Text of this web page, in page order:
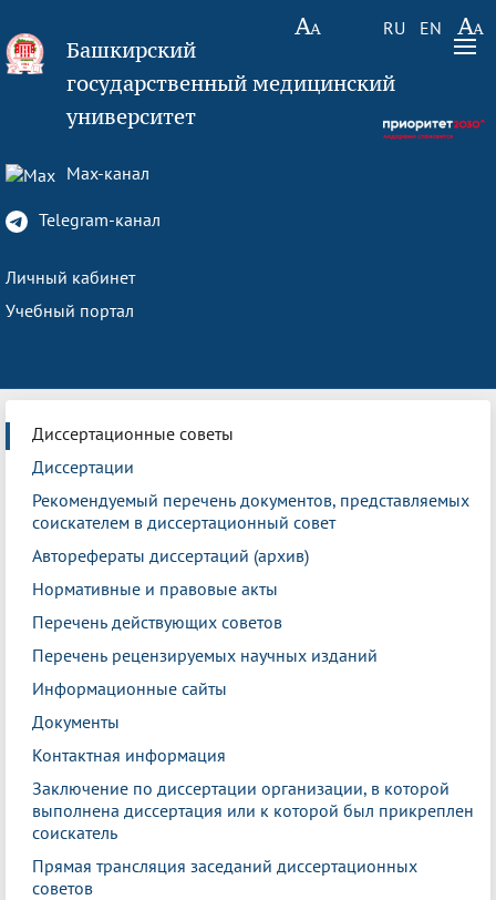
RU EN
Башкирский
государственный медицинский
университет
Max-канал
Telegram-канал
Личный кабинет
Учебный портал
Диссертационные советы
Диссертации
Рекомендуемый перечень документов, представляемых
соискателем в диссертационный совет
Авторефераты диссертаций (архив)
Нормативные и правовые акты
Перечень действующих советов
Перечень рецензируемых научных изданий
Информационные сайты
Документы
Контактная информация
Заключение по диссертации организации, в которой
выполнена диссертация или к которой был прикреплен
соискатель
Прямая трансляция заседаний диссертационных
советов